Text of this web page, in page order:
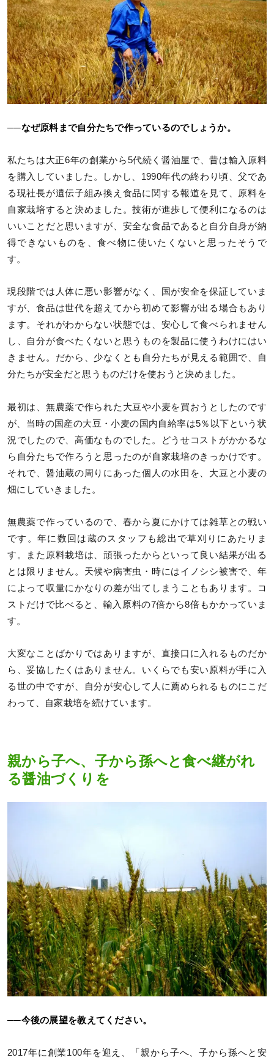
──なぜ原料まで自分たちで作っているのでしょうか。
私たちは大正6年の創業から5代続く醤油屋で、昔は輸入原料
を購入していました。しかし、1990年代の終わり頃、父であ
る現社長が遺伝子組み換え食品に関する報道を見て、原料を
自家栽培すると決めました。技術が進歩して便利になるのは
いいことだと思いますが、安全な食品であると自分自身が納
得できないものを、食べ物に使いたくないと思ったそうで
す。
現段階では人体に悪い影響がなく、国が安全を保証していま
すが、食品は世代を超えてから初めて影響が出る場合もあり
ます。それがわからない状態では、安心して食べられません
し、自分が食べたくないと思うものを製品に使うわけにはい
きません。だから、少なくとも自分たちが見える範囲で、自
分たちが安全だと思うものだけを使おうと決めました。
最初は、無農薬で作られた大豆や小麦を買おうとしたのです
が、当時の国産の大豆・小麦の国内自給率は5％以下という状
況でしたので、高価なものでした。どうせコストがかかるな
ら自分たちで作ろうと思ったのが自家栽培のきっかけです。
それで、醤油蔵の周りにあった個人の水田を、大豆と小麦の
畑にしていきました。
無農薬で作っているので、春から夏にかけては雑草との戦い
です。年に数回は蔵のスタッフも総出で草刈りにあたりま
す。また原料栽培は、頑張ったからといって良い結果が出る
とは限りません。天候や病害虫・時にはイノシシ被害で、年
によって収量にかなりの差が出てしまうこともあります。コ
ストだけで比べると、輸入原料の7倍から8倍もかかっていま
す。
大変なことばかりではありますが、直接口に入れるものだか
ら、妥協したくはありません。いくらでも安い原料が手に入
る世の中ですが、自分が安心して人に薦められるものにこだ
わって、自家栽培を続けています。
親から子へ、子から孫へと食べ継がれ
る醤油づくりを
──今後の展望を教えてください。
2017年に創業100年を迎え、「親から子へ、子から孫へと安